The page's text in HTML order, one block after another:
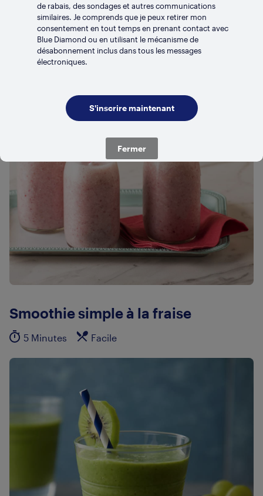
Smoothie simple à la fraise
5 Minutes Facile
de rabais, des sondages et autres communications
similaires. Je comprends que je peux retirer mon
consentement en tout temps en prenant contact avec
Blue Diamond ou en utilisant le mécanisme de
désabonnement inclus dans tous les messages
électroniques.
Fermer